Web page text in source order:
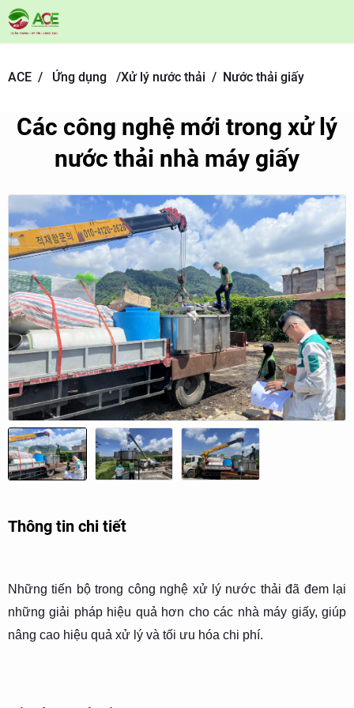
ACE / Ứng dụng /Xử lý nước thải / Nước thải giấy
Các công nghệ mới trong xử lý
nước thải nhà máy giấy
Thông tin chi tiết
Những tiến bộ trong công nghệ xử lý nước thải đã đem lại
những giải pháp hiệu quả hơn cho các nhà máy giấy, giúp
nâng cao hiệu quả xử lý và tối ưu hóa chi phí.